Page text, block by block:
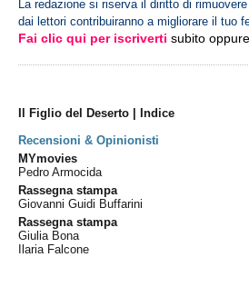
La redazione si riserva il diritto di
dai lettori contribuiranno a migliorare il tuo
Fai clic qui per iscriverti subito
Il Figlio del Deserto | Indice
Recensioni & Opinionisti
MYmovies
Pedro Armocida
Rassegna stampa
Giovanni Guidi Buffarini
Rassegna stampa
Giulia Bona
Ilaria Falcone